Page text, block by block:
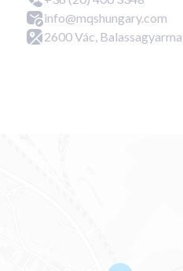
info@mqshungary.com
2600 Vác,